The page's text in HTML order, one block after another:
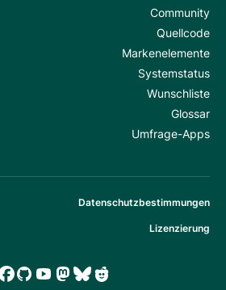
Community
Quellcode
Markenelemente
Systemstatus
Wunschliste
Glossar
Umfrage-Apps
Datenschutzbestimmungen
Lizenzierung